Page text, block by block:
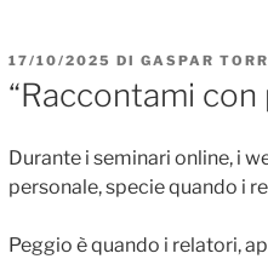
PUBBLICATO
IL
17/10/2025 DI GASPAR
“Raccontami con
Durante i seminari online, i
personale, specie quando i
Peggio è quando i relatori,